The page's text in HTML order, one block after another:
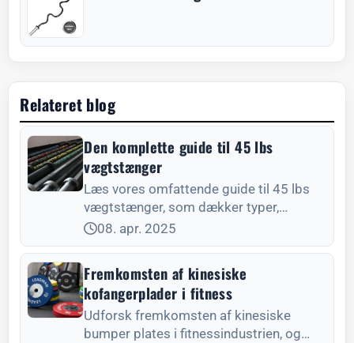
Relateret blog
Den komplette guide til 45 lbs
vægtstænger
Læs vores omfattende guide til 45 lbs
vægtstænger, som dækker typer,
materialer, vedligeholdelse og brugstips,
så du kan vælge den helt rigtige
08. apr. 2025
Fremkomsten af kinesiske
kofangerplader i fitness
Udforsk fremkomsten af kinesiske
bumper plates i fitnessindustrien, og